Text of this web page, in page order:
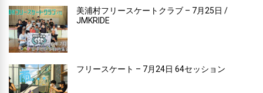
美浦村フリースケートクラブ – 7月25日 /
JMKRIDE
フリースケート – 7月24日 64セッション